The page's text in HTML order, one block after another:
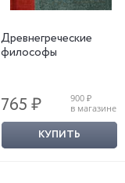
Древнегреческие
философы
765 ₽
900 ₽
в магазине
КУПИТЬ